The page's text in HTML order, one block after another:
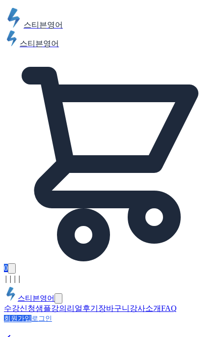
스티븐영어
스티븐영어
0
스티븐영어
수강신청샘플강의 리얼후기 장바구니 강사소개FAQ
회원가입 로그인